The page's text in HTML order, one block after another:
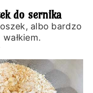
do sernika
albo bardzo